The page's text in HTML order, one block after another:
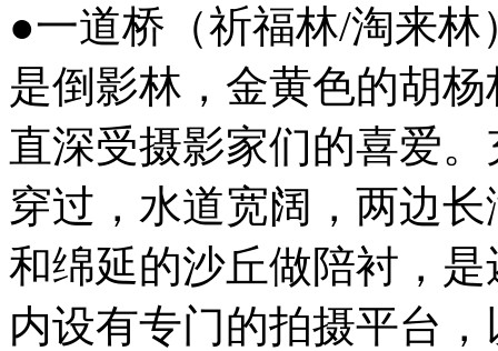
●一道桥（祈福林/淘来
是倒影林，金黄色的胡
直深受摄影家们的喜爱
穿过，水道宽阔，两边
和绵延的沙丘做陪衬，
内设有专门的拍摄平台